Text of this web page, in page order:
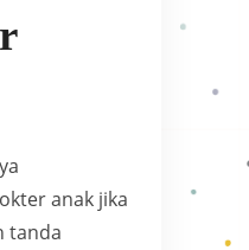
anak jika
tanda